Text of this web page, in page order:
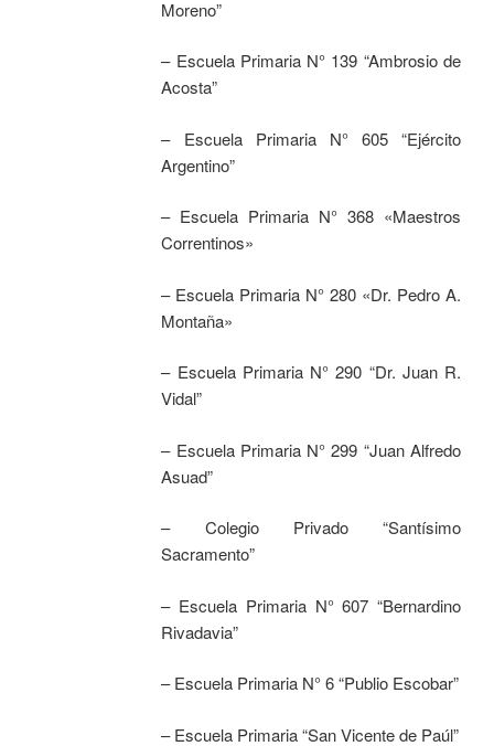
Moreno”
– Escuela Primaria N° 139 “Ambrosio de
Acosta”
– Escuela Primaria N° 605 “Ejército
Argentino”
– Escuela Primaria N° 368 «Maestros
Correntinos»
– Escuela Primaria N° 280 «Dr. Pedro A.
Montaña»
– Escuela Primaria N° 290 “Dr. Juan R.
Vidal”
– Escuela Primaria N° 299 “Juan Alfredo
Asuad”
– Colegio Privado “Santísimo
Sacramento”
– Escuela Primaria N° 607 “Bernardino
Rivadavia”
– Escuela Primaria N° 6 “Publio Escobar”
– Escuela Primaria “San Vicente de Paúl”